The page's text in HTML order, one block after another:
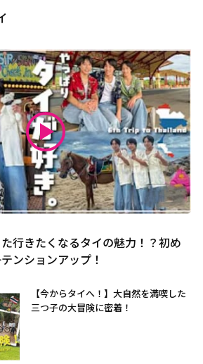
た行きたくなるタイの魅力！？初め
ンションアップ！
【今からタイへ！】大自然を満喫した
三つ子の大冒険に密着！